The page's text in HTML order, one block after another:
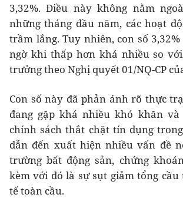
3,32%. Điều này không nằm
những tháng đầu năm, các hoạt
trầm lắng. Tuy nhiên, con số
ngờ khi thấp hơn khá nhiều so
trưởng theo Nghị quyết 01/NQ-CP
Con số này đã phản ánh rõ thực
đang gặp khá nhiều khó khăn
chính sách thắt chặt tín dụng
dẫn đến xuất hiện nhiều vấn đề
trường bất động sản, chứng
kèm với đó là sự sụt giảm tổng
tế toàn cầu.